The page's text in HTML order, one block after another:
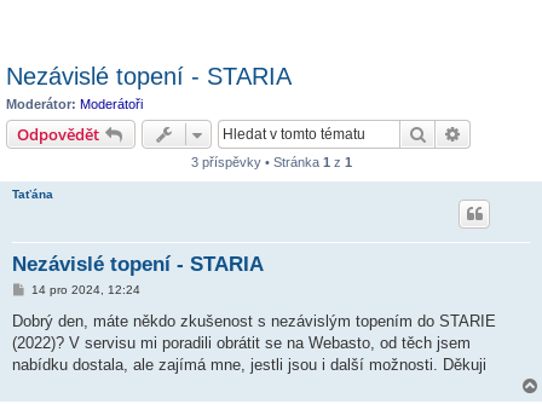
Nezávislé topení - STARIA
Moderátor: Moderátoři
Odpovědět Hledat
3 příspěvky • Stránka 1 z 1
Taťána
Nezávislé topení - STARIA
P
í
p
ě
14 pro 2024, 12:24
Dobrý den, máte někdo zkušenost s nezávislým topením do STARIE
(2022)? V servisu mi poradili obrátit se na Webasto, od těch jsem
nabídku dostala, ale zajímá mne, jestli jsou i další možnosti. Děkuji